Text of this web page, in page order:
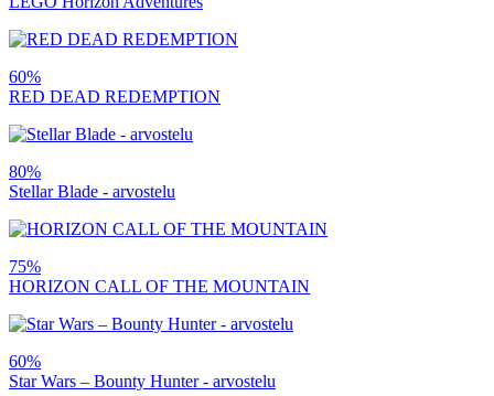
60%
RED DEAD REDEMPTION
80%
Stellar Blade - arvostelu
75%
HORIZON CALL OF THE MOUNTAIN
60%
Star Wars – Bounty Hunter - arvostelu